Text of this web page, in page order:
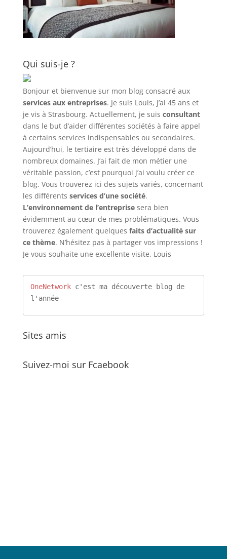
Qui suis-je ?
Bonjour et bienvenue sur mon blog consacré aux
services aux entreprises. Je suis Louis, j’ai 45 ans et
je vis à Strasbourg. Actuellement, je suis consultant
dans le but d’aider différentes sociétés à faire appel
à certains services indispensables ou secondaires.
Aujourd’hui, le tertiaire est très développé dans de
nombreux domaines. J’ai fait de mon métier une
véritable passion, c’est pourquoi j’ai voulu créer ce
blog. Vous trouverez ici des sujets variés, concernant
les différents services d’une société.
L’environnement de l’entreprisesera bien
évidemment au cœur de mes problématiques. Vous
trouverez également quelques faits d’actualité sur
ce thème. N’hésitez pas à partager vos impressions !
Je vous souhaite une excellente visite, Louis
OneNetwork c'est ma découverte blog de
l'année
Sites amis
Suivez-moi sur Fcaebook